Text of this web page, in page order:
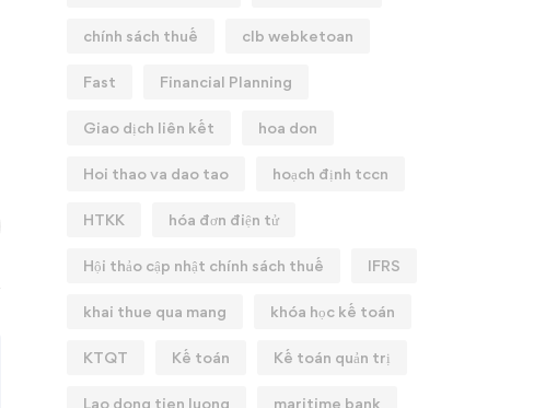
chính sách thuế clb webketoan
Fast Financial Planning
Giao dịch liên kết hoa don
Hoi thao va dao tao hoạch định tccn
HTKK hóa đơn điện tử
Hội thảo cập nhật chính sách thuế IFRS
khai thue qua mang khóa học kế toán
KTQT Kế toán Kế toán quản trị
Lao dong tien luong maritime bank